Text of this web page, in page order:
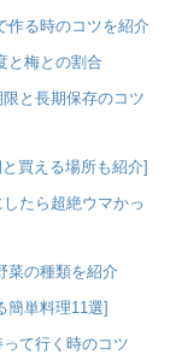
作る時のコツを紹介
と梅との割合
と長期保存のコツ
買える場所も紹介]
たら超絶ウマかっ
菜の種類を紹介
簡単料理11選]
て行く時のコツ